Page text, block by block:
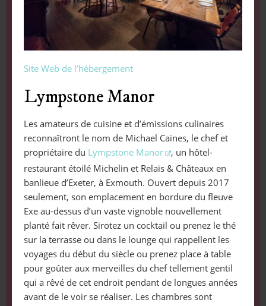
Site Web de l’hébergement
Lympstone Manor
Les amateurs de cuisine et d’émissions culinaires
reconnaîtront le nom de Michael Caines, le chef et
propriétaire du Lympstone Manor
, un hôtel-
restaurant étoilé Michelin et Relais & Châteaux en
banlieue d’Exeter, à Exmouth. Ouvert depuis 2017
seulement, son emplacement en bordure du fleuve
Exe au-dessus d’un vaste vignoble nouvellement
planté fait rêver. Sirotez un cocktail ou prenez le thé
sur la terrasse ou dans le lounge qui rappellent les
voyages du début du siècle ou prenez place à table
pour goûter aux merveilles du chef tellement gentil
qui a rêvé de cet endroit pendant de longues années
avant de le voir se réaliser. Les chambres sont